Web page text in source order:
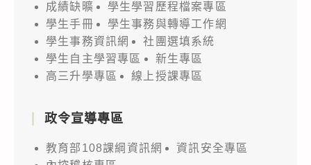
成績缺曠
學生學習歷程檔案專區
學生手冊
學生事務與轉導工作網
學生事務資訊網
社團選填系統
學生自主學習專區
新生專區
高三升學專區
線上授課專區
政令宣導專區
教育部108課綱資訊網
資訊安全專區